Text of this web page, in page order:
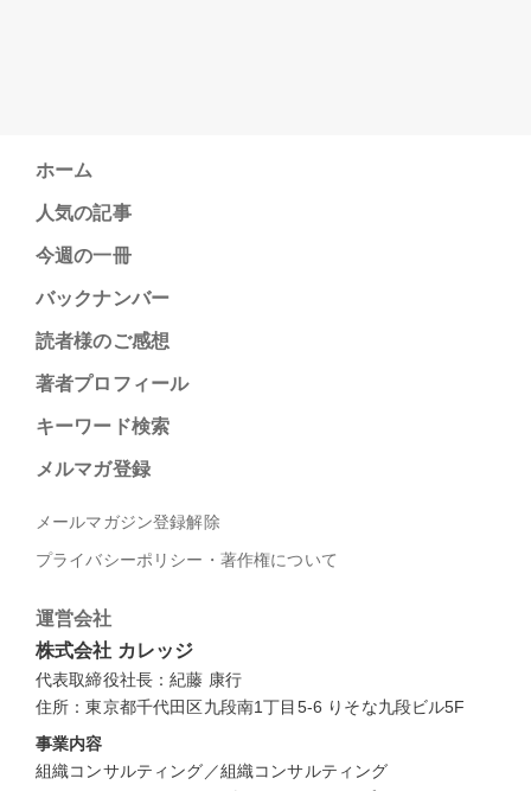
ホーム
人気の記事
今週の一冊
バックナンバー
読者様のご感想
著者プロフィール
キーワード検索
メルマガ登録
メールマガジン登録解除
プライバシーポリシー・著作権について
運営会社
株式会社 カレッジ
代表取締役社長：紀藤 康行
住所：東京都千代田区九段南1丁目5-6 りそな九段ビル5F
事業内容
組織コンサルティング／組織コンサルティング